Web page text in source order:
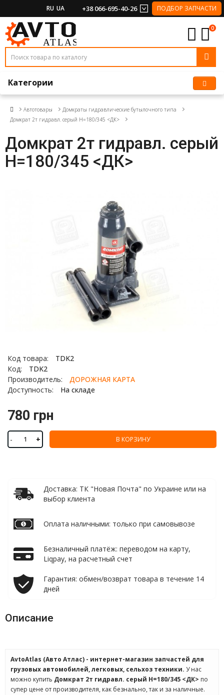
RU UA +38 066-695-40-26 ПОДБОР ЗАПЧАСТИ
0
Категории
Автотовары
Домкраты гидравлические бутылочного типа
Домкрат 2т гидравл. серый H=180/345 <ДК>
Домкрат 2т гидравл. серый
H=180/345 <ДК>
Код товара:
TDK2
Код:
TDK2
Производитель:
ДОРОЖНАЯ КАРТА
Доступность:
На складе
780 грн
- + В КОРЗИНУ
Доставка: ТК "Новая Почта" по Украине или на
выбор клиента
Оплата наличными: только при самовывозе
Безналичный платёж: переводом на карту,
Liqpay, на расчетный счет
Гарантия: обмен/возврат товара в течение 14
дней
Описание
AvtoAtlas (Авто Атлас) - интернет-магазин запчастей для
грузовых автомобилей, легковых, сельхоз техники. У нас
можно купить Домкрат 2т гидравл. серый H=180/345 <ДК> по
супер цене от производителя, как безнально, так и за наличные.